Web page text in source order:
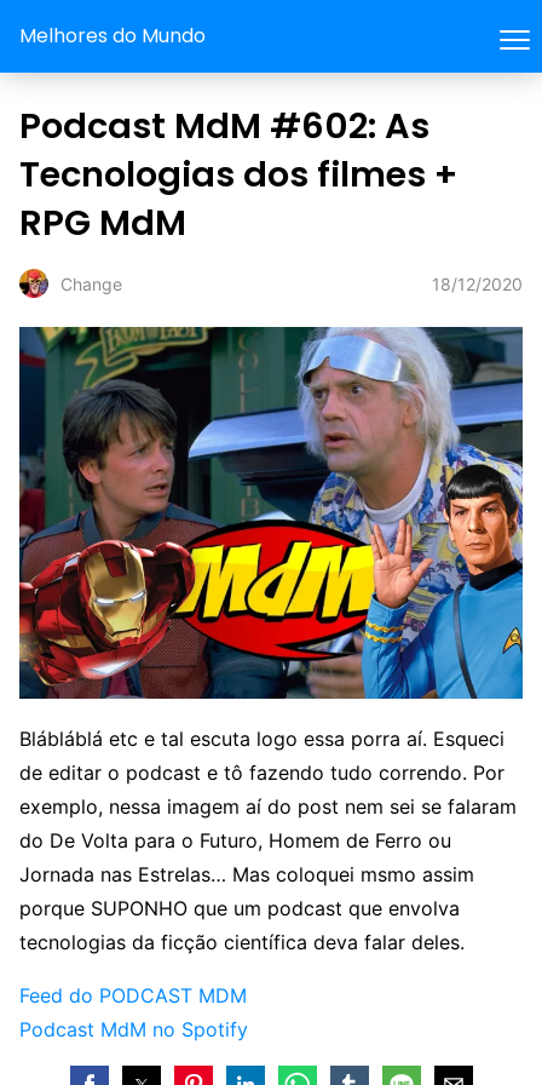
Melhores do Mundo
Podcast MdM #602: As
Tecnologias dos filmes +
RPG MdM
Change 18/12/2020
Blábláblá etc e tal escuta logo essa porra aí. Esqueci
de editar o podcast e tô fazendo tudo correndo. Por
exemplo, nessa imagem aí do post nem sei se falaram
do De Volta para o Futuro, Homem de Ferro ou
Jornada nas Estrelas… Mas coloquei msmo assim
porque SUPONHO que um podcast que envolva
tecnologias da ficção científica deva falar deles.
Feed do PODCAST MDM
Podcast MdM no Spotify